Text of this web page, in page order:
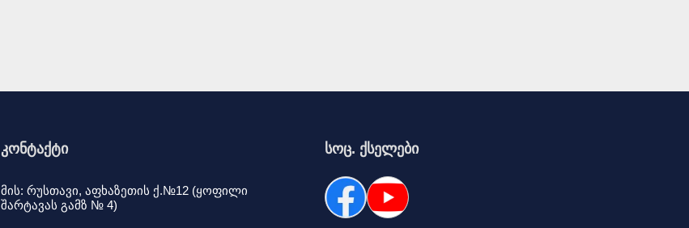
კონტაქტი
მის: რუსთავი, აფხაზეთის ქ.№12 (ყოფილი
შარტავას გამზ № 4)
სოც. ქსელები